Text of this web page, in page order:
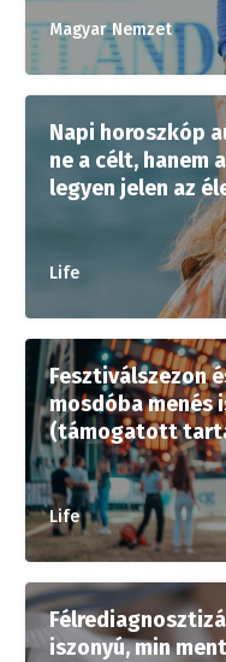
Magyar Nemzet
Napi horoszkóp
ne a célt, hanem
legyen jelen az
Life
Fesztiválszezon
mosdóba menés
(támogatott
Life
iszonyú, min